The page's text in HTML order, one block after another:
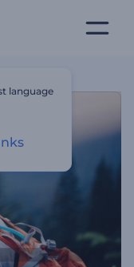
language